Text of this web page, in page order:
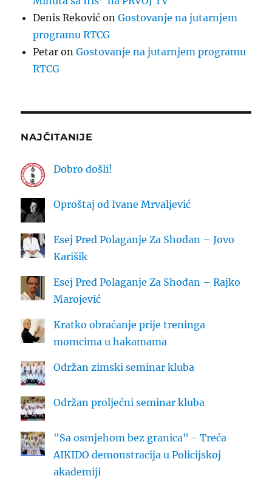
Denis Reković onGostovanje na jutarnjem
programu RTCG
Petar onGostovanje na jutarnjem programu
RTCG
NAJČITANIJE
Dobro došli!
Oproštaj od Ivane Mrvaljević
Esej Pred Polaganje Za Shodan – Jovo
Karišik
Esej Pred Polaganje Za Shodan – Rajko
Marojević
Kratko obraćanje prije treninga
momcima u hakamama
Održan zimski seminar kluba
Održan proljećni seminar kluba
"Sa osmjehom bez granica" - Treća
AIKIDO demonstracija u Policijskoj
akademiji